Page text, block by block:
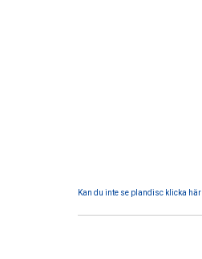
Kan du inte se plandisc klicka här